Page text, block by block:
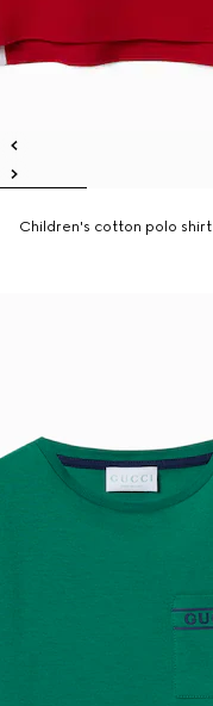
Children's cotton polo shirt